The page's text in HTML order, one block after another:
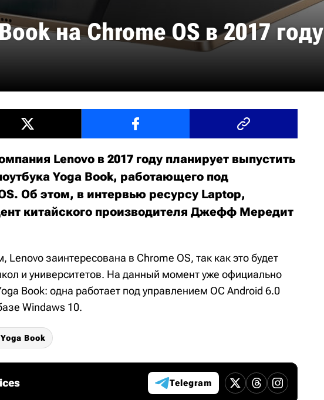
на Chrome OS в 2017 году
Lenovo в 2017 году планирует выпустить
Yoga Book, работающего под
Об этом, в интервью ресурсу Laptop,
китайского производителя Джефф Мередит
Lenovo заинтересована в Chrome OS, так как это будет
и университетов. На данный момент уже официально
Book: одна работает под управлением ОС Android 6.0
Windaws 10.
Yoga Book
Telegram